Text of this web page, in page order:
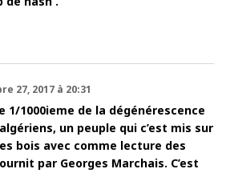
27, 2017 à 20:31
1/1000ieme de la dégénérescence
un peuple qui c’est mis sur
bois avec comme lecture des
par Georges Marchais. C’est